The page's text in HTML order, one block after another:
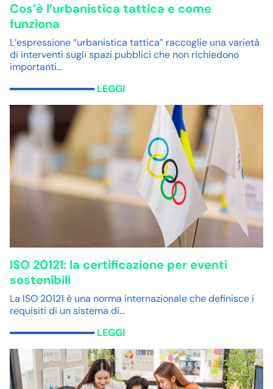
Cos’è l’urbanistica tattica e come
funziona
L’espressione “urbanistica tattica” raccoglie una varietà
di interventi sugli spazi pubblici che non richiedono
importanti…
LEGGI
ISO 20121: la certificazione per eventi
sostenibili
La ISO 20121 è una norma internazionale che definisce i
requisiti di un sistema di…
LEGGI